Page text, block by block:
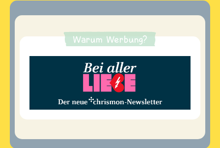
Warum Werbung?